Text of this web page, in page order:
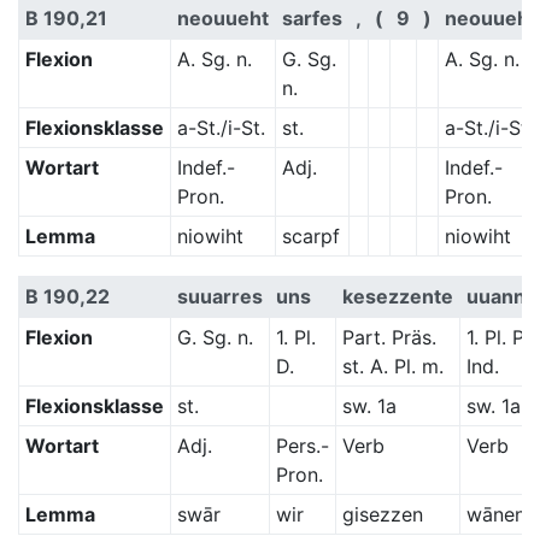
B 190,21 neouueht sarfes , ( 9 )
neouueht
Flexion
A. Sg. n.
G. Sg.
n.
A. Sg. n.
Flexionsklasse a-St./i-St. st.
a-St./i-St.
Wortart
Indef.-
Pron.
Adj.
Indef.-
Pron.
Lemma
niowiht scarpf niowiht
B 190,22 suuarres uns kesezzente
Flexion
G. Sg. n.
1. Pl.
D.
Part. Präs.
st. A. Pl. m.
1. Pl.
Ind.
Flexionsklasse
st. sw. 1a
sw. 1a
Wortart
Adj.
Pers.-
Pron.
Verb Verb
Lemma swār wir gisezzen wānen